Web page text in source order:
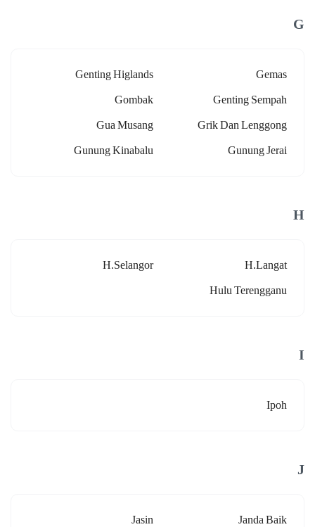
G
Gemas
Genting Higlands
Genting Sempah
Gombak
Grik Dan Lenggong
Gua Musang
Gunung Jerai
Gunung Kinabalu
H
H.langat
H.selangor
Hulu Terengganu
I
Ipoh
J
Janda Baik
Jasin